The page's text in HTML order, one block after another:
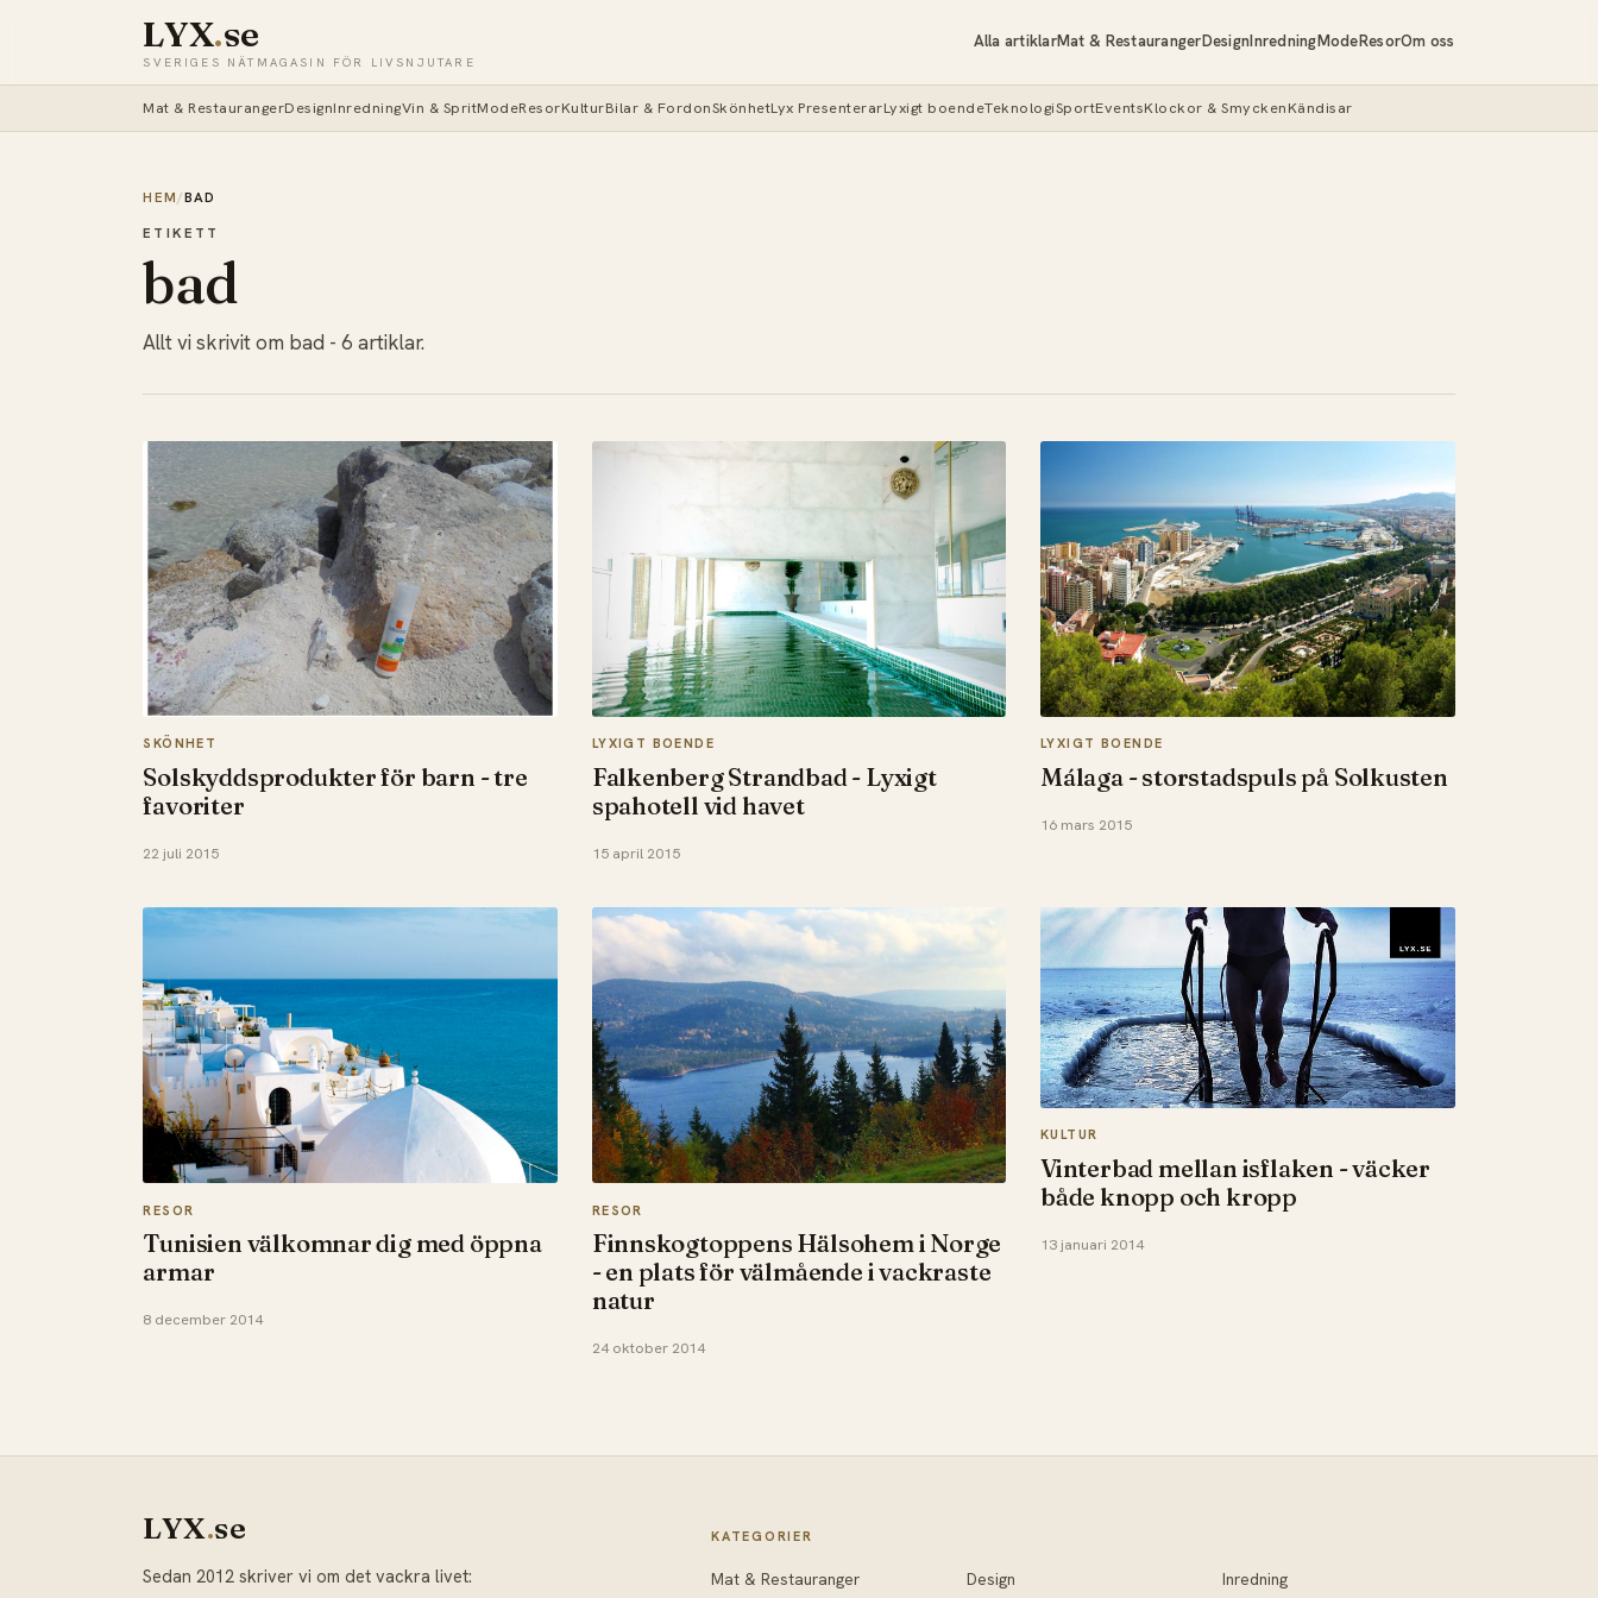
LYX.se
SVERIGES NÄTMAGASIN FÖR LIVSNJUTARE
Alla artiklarMat & RestaurangerDesignInredningModeResorOm oss
Mat & RestaurangerDesignInredningVin & SpritModeResorKulturBilar & FordonSkönhetLyx PresenterarLyxigt boendeTeknologiSportEventsKlockor & SmyckenKändisar
HEM /BAD
ETIKETT
bad
Allt vi skrivit om bad - 6 artiklar.
SKÖNHET
Solskyddsprodukter för barn - tre
favoriter
22 juli 2015
LYXIGT BOENDE
Falkenberg Strandbad - Lyxigt
spahotell vid havet
15 april 2015
LYXIGT BOENDE
Málaga - storstadspuls på Solkusten
16 mars 2015
RESOR
Tunisien välkomnar dig med öppna
armar
8 december 2014
RESOR
Finnskogtoppens Hälsohem i Norge
- en plats för välmående i vackraste
natur
24 oktober 2014
KULTUR
Vinterbad mellan isflaken - väcker
både knopp och kropp
13 januari 2014
LYX.se
Sedan 2012 skriver vi om det vackra livet:
KATEGORIER
Mat & Restauranger Design Inredning